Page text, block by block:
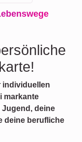
individuellen
markante
deine
deine berufliche